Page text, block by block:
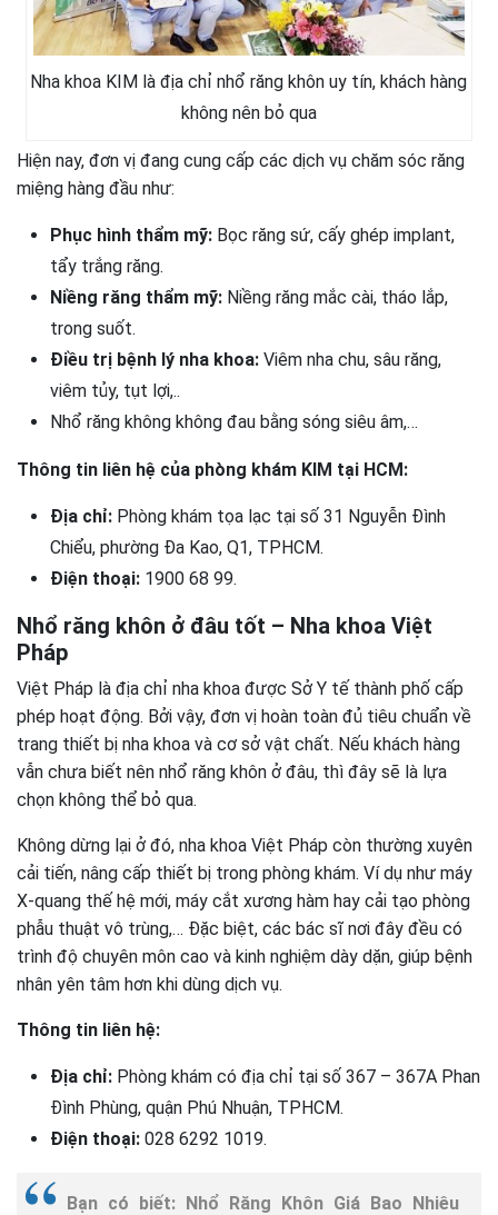
Nha khoa KIM là địa chỉ nhổ răng khôn uy tín, khách hàng
không nên bỏ qua
Hiện nay, đơn vị đang cung cấp các dịch vụ chăm sóc răng
miệng hàng đầu như:
Phục hình thẩm mỹ: Bọc răng sứ, cấy ghép implant,
tẩy trắng răng.
Niềng răng thẩm mỹ: Niềng răng mắc cài, tháo lắp,
trong suốt.
Điều trị bệnh lý nha khoa: Viêm nha chu, sâu răng,
viêm tủy, tụt lợi,..
Nhổ răng không không đau bằng sóng siêu âm,…
Thông tin liên hệ của phòng khám KIM tại HCM:
Địa chỉ: Phòng khám tọa lạc tại số 31 Nguyễn Đình
Chiểu, phường Đa Kao, Q1, TPHCM.
Điện thoại: 1900 68 99.
Nhổ răng khôn ở đâu tốt – Nha khoa Việt
Pháp
Việt Pháp là địa chỉ nha khoa được Sở Y tế thành phố cấp
phép hoạt động. Bởi vậy, đơn vị hoàn toàn đủ tiêu chuẩn về
trang thiết bị nha khoa và cơ sở vật chất. Nếu khách hàng
vẫn chưa biết nên nhổ răng khôn ở đâu, thì đây sẽ là lựa
chọn không thể bỏ qua.
Không dừng lại ở đó, nha khoa Việt Pháp còn thường xuyên
cải tiến, nâng cấp thiết bị trong phòng khám. Ví dụ như máy
X-quang thế hệ mới, máy cắt xương hàm hay cải tạo phòng
phẫu thuật vô trùng,… Đặc biệt, các bác sĩ nơi đây đều có
trình độ chuyên môn cao và kinh nghiệm dày dặn, giúp bệnh
nhân yên tâm hơn khi dùng dịch vụ.
Thông tin liên hệ:
Địa chỉ: Phòng khám có địa chỉ tại số 367 – 367A Phan
Đình Phùng, quận Phú Nhuận, TPHCM.
Điện thoại: 028 6292 1019.
Bạn có biết: Nhổ Răng Khôn Giá Bao Nhiêu